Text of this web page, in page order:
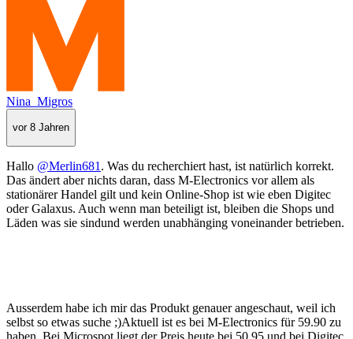
Nina_Migros
vor 8 Jahren
Hallo @Merlin681 . Was du recherchiert hast, ist natürlich korrekt.
Das ändert aber nichts daran, dass M-Electronics vor allem als
stationärer Handel gilt und kein Online-Shop ist wie eben Digitec
oder Galaxus. Auch wenn man beteiligt ist, bleiben die Shops und
Läden was sie sindund werden unabhänging voneinander betrieben.
Ausserdem habe ich mir das Produkt genauer angeschaut, weil ich
selbst so etwas suche ;)Aktuell ist es bei M-Electronics für 59.90 zu
haben. Bei Microspot liegt der Preis heute bei 50.95 und bei Digitec